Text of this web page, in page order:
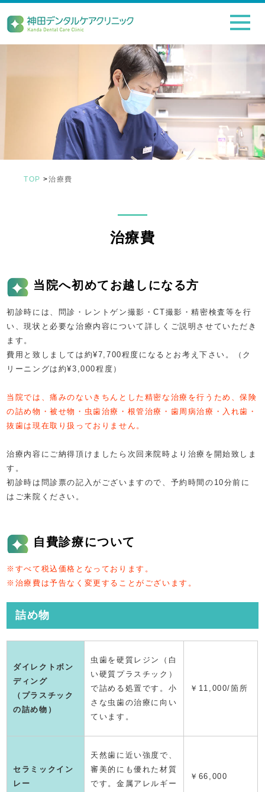
TOP >治療費
治療費
当院へ初めてお越しになる方
初診時には、問診・レントゲン撮影・CT撮影・精密検査等を行
い、現状と必要な治療内容について詳しくご説明させていただき
ます。
費用と致しましては約¥7,700程度になるとお考え下さい。（ク
リーニングは約¥3,000程度）
当院では、痛みのないきちんとした精密な治療を行うため、保険
の詰め物・被せ物・虫歯治療・根管治療・歯周病治療・入れ歯・
抜歯は現在取り扱っておりません。
治療内容にご納得頂けましたら次回来院時より治療を開始致しま
す。
初診時は問診票の記入がございますので、予約時間の10分前に
はご来院ください。
自費診療について
※すべて税込価格となっております。
※治療費は予告なく変更することがございます。
詰め物
ダイレクトボン
ディング
（プラスチック
の詰め物）
虫歯を硬質レジン（白
い硬質プラスチック）
で詰める処置です。小
さな虫歯の治療に向い
ています。
￥11,000/箇所
セラミックイン
レー
天然歯に近い強度で、
審美的にも優れた材質
です。金属アレルギー
￥66,000